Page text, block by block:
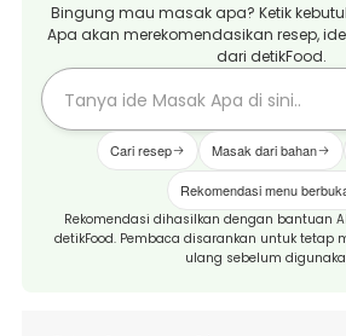
Bingung mau masak apa? Ketik
Apa akan merekomendasikan resep,
dari detikFood.
Cari resep Masak dari bahan
Rekomendasi menu
Rekomendasi dihasilkan dengan bantuan
detikFood. Pembaca disarankan untuk tetap
ulang sebelum